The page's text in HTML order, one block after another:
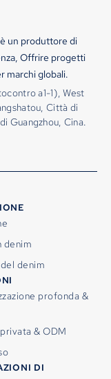
un produttore di
Offrire progetti
marchi globali.
a1-1), West
Città di
Guangzhou, Cina.
denim
denim
profonda &
& ODM
DI